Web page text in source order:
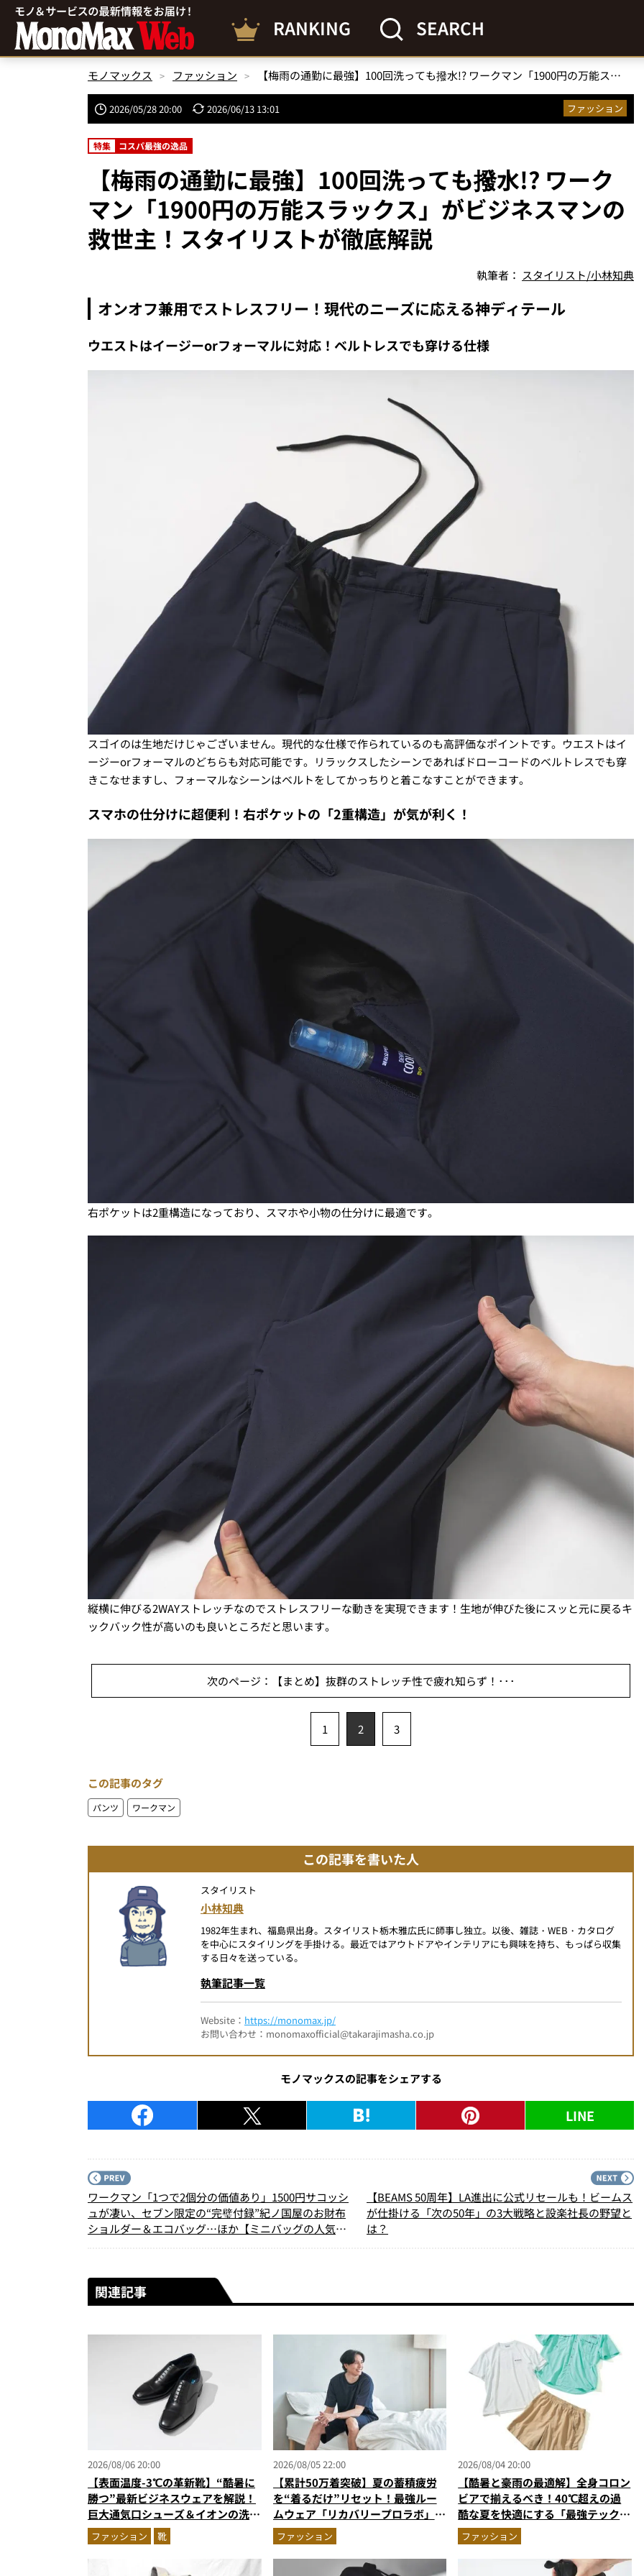
RANKING SEARCH
モノマックス ファッション 【梅雨の通勤に最強】100回洗っても撥水!? ワークマン「1900円の万能スラックス」がビジネスマンの救世主！スタイリストが徹底解説
2026/05/28 20:00 2026/06/13 13:01 ファッション
特集 コスパ最強の逸品
【梅雨の通勤に最強】100回洗っても撥水!? ワーク
マン「1900円の万能スラックス」がビジネスマンの
救世主！スタイリストが徹底解説
執筆者： スタイリスト/小林知典
オンオフ兼用でストレスフリー！現代のニーズに応える神ディテール
ウエストはイージーorフォーマルに対応！ベルトレスでも穿ける仕様
スゴイのは生地だけじゃございません。現代的な仕様で作られているのも高評価なポイントです。ウエストはイ
ージーorフォーマルのどちらも対応可能です。リラックスしたシーンであればドローコードのベルトレスでも穿
きこなせますし、フォーマルなシーンはベルトをしてかっちりと着こなすことができます。
スマホの仕分けに超便利！右ポケットの「2重構造」が気が利く！
右ポケットは2重構造になっており、スマホや小物の仕分けに最適です。
縦横に伸びる2WAYストレッチなのでストレスフリーな動きを実現できます！生地が伸びた後にスッと元に戻るキ
ックバック性が高いのも良いところだと思います。
次のページ：【まとめ】抜群のストレッチ性で疲れ知らず！･･･
1 2 3
この記事のタグ
パンツ ワークマン
この記事を書いた人
スタイリスト
小林知典
1982年生まれ、福島県出身。スタイリスト栃木雅広氏に師事し独立。以後、雑誌・WEB・カタログ
を中心にスタイリングを手掛ける。最近ではアウトドアやインテリアにも興味を持ち、もっぱら収集
する日々を送っている。
執筆記事一覧
Website： https://monomax.jp/
お問い合わせ：monomaxofficial@takarajimasha.co.jp
モノマックスの記事をシェアする
LINE
ワークマン「1つで2個分の価値あり」1500円サコッシ
ュが凄い、セブン限定の“完璧付録”紀ノ国屋のお財布
ショルダー＆エコバッグ…ほか【ミニバッグの人気記
【BEAMS 50周年】LA進出に公式リセールも！ビームス
が仕掛ける「次の50年」の3大戦略と設楽社長の野望と
は？
関連記事
2026/08/06 20:00
【表面温度-3℃の革新靴】“酷暑に
勝つ”最新ビジネスウェアを解説！
巨大通気口シューズ＆イオンの洗え
る1万円台セットアップほか
ファッション 靴
2026/08/05 22:00
【累計50万着突破】夏の蓄積疲労
を“着るだけ”リセット！最強ルー
ムウェア「リカバリープロラボ」に
新色登場
ファッション
2026/08/04 20:00
【酷暑と豪雨の最適解】全身コロン
ビアで揃えるべき！40℃超えの過
酷な夏を快適にする「最強テックウ
エア」セットアップ
ファッション